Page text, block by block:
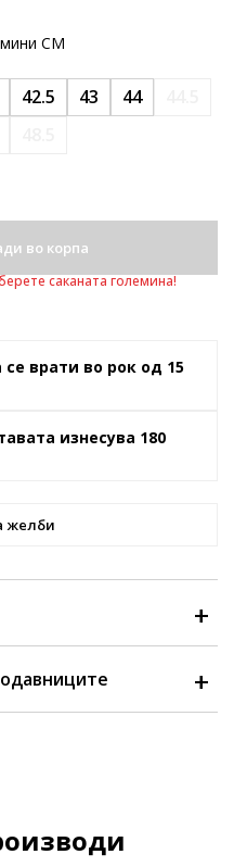
CM
42.5 43 44
во корпа
саканата големина!
врати во рок од 15
изнесува 180
желби